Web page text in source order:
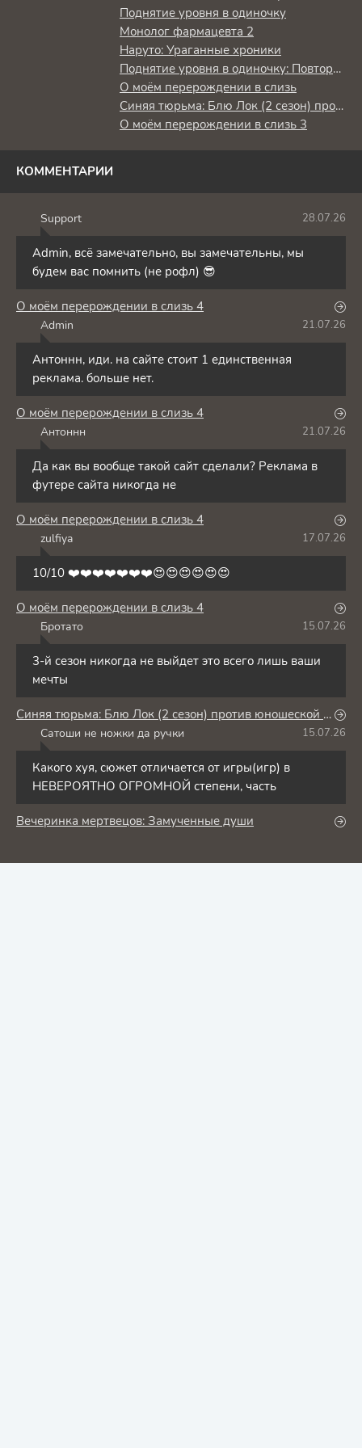
Поднятие уровня в одиночку
Монолог фармацевта 2
Наруто: Ураганные хроники
Поднятие уровня в одиночку: Повторное пробуждение
О моём перерождении в слизь
Синяя тюрьма: Блю Лок (2 сезон) против юношеской сборной Японии
О моём перерождении в слизь 3
КОММЕНТАРИИ
Support 28.07.26
Admin, всё замечательно, вы замечательны, мы
будем вас помнить (не рофл) 😎
О моём перерождении в слизь 4
Admin 21.07.26
Антоннн, иди. на сайте стоит 1 единственная
реклама. больше нет.
О моём перерождении в слизь 4
Антоннн 21.07.26
Да как вы вообще такой сайт сделали? Реклама в
футере сайта никогда не
О моём перерождении в слизь 4
zulfiya 17.07.26
10/10 ❤️❤️❤️❤️❤️❤️❤️😍😍😍😍😍😍
О моём перерождении в слизь 4
Бротато 15.07.26
3-й сезон никогда не выйдет это всего лишь ваши
мечты
Синяя тюрьма: Блю Лок (2 сезон) против юношеской сборной Японии
Сатоши не ножки да ручки 15.07.26
Какого хуя, сюжет отличается от игры(игр) в
НЕВЕРОЯТНО ОГРОМНОЙ степени, часть
Вечеринка мертвецов: Замученные души